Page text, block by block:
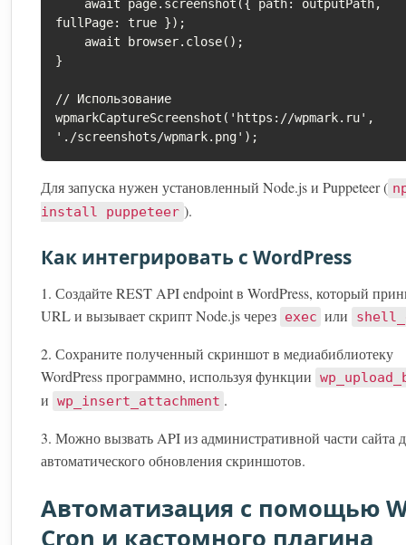
fullPage: true });
}
// Использование
wpmarkCaptureScreenshot('https://wpmark.ru',
'./screenshots/wpmark.png');
Для запуска нужен установленный Node.js и Puppeteer (
install puppeteer ).
Как интегрировать с WordPress
1. Создайте REST API endpoint в WordPress, который
URL и вызывает скрипт Node.js через exec или
2. Сохраните полученный скриншот в медиабиблиотеку
WordPress программно, используя функции
и wp_insert_attachment .
3. Можно вызвать API из административной части сайта
автоматического обновления скриншотов.
Автоматизация с помощью
Cron и кастомного плагина